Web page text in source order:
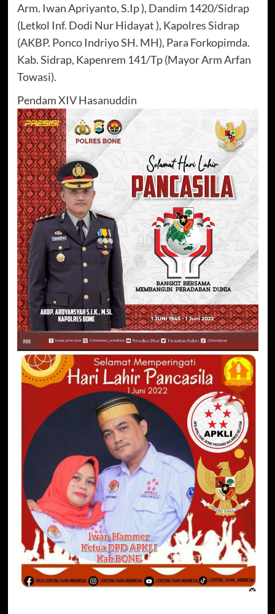
Arm. Iwan Apriyanto, S.Ip ), Dandim 1420/Sidrap
(Letkol Inf. Dodi Nur Hidayat ), Kapolres Sidrap
(AKBP. Ponco Indriyo SH. MH), Para Forkopimda.
Kab. Sidrap, Kapenrem 141/Tp (Mayor Arm Arfan
Towasi).
Pendam XIV Hasanuddin